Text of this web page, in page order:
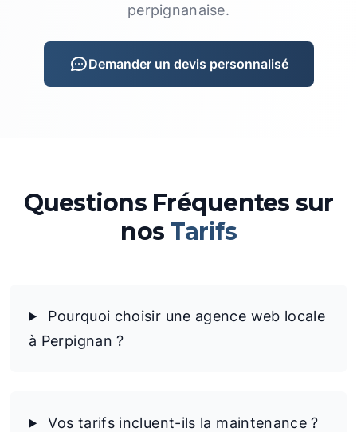
perpignanaise.
Demander un devis personnalisé
Questions Fréquentes sur
nos Tarifs
Pourquoi choisir une agence web locale
à Perpignan ?
Vos tarifs incluent-ils la maintenance ?